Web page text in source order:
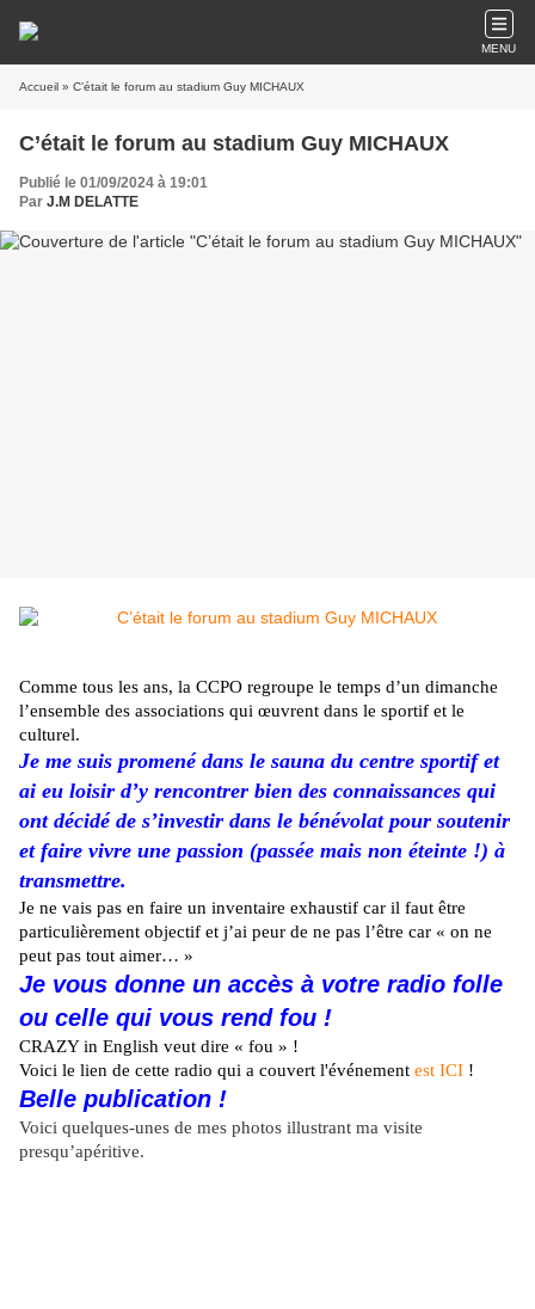
MENU
Accueil » C’était le forum au stadium Guy MICHAUX
C’était le forum au stadium Guy MICHAUX
Publié le 01/09/2024 à 19:01
Par J.M DELATTE
Comme tous les ans, la CCPO regroupe le temps d’un dimanche
l’ensemble des associations qui œuvrent dans le sportif et le
culturel.
Je me suis promené dans le sauna du centre sportif et
ai eu loisir d’y rencontrer bien des connaissances qui
ont décidé de s’investir dans le bénévolat pour soutenir
et faire vivre une passion (passée mais non éteinte !) à
transmettre.
Je ne vais pas en faire un inventaire exhaustif car il faut être
particulièrement objectif et j’ai peur de ne pas l’être car « on ne
peut pas tout aimer… »
Je vous donne un accès à votre radio folle
ou celle qui vous rend fou !
CRAZY in English veut dire « fou » !
Voici le lien de cette radio qui a couvert l'événement est ICI !
Belle publication !
Voici quelques-unes de mes photos illustrant ma visite
presqu’apéritive.